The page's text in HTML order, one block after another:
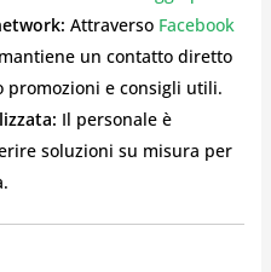
Attraverso Facebook
un contatto diretto
e consigli utili.
Il personale è
soluzioni su misura per